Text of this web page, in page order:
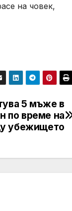
на човек,
5 мъже в
по време на
убежището